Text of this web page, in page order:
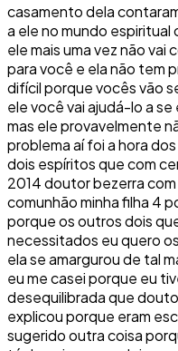
casamento dela
a ele no mundo espiritual
ele mais uma vez não vai
para você e ela não tem
difícil porque vocês vão
ele você vai ajudá-lo a
mas ele provavelmente
problema aí foi a hora
dois espíritos que com
2014 doutor bezerra
comunhão minha filha 4
porque os outros dois
necessitados eu quero
ela se amargurou de tal
eu me casei porque eu
desequilibrada que
explicou porque eram
sugerido outra coisa